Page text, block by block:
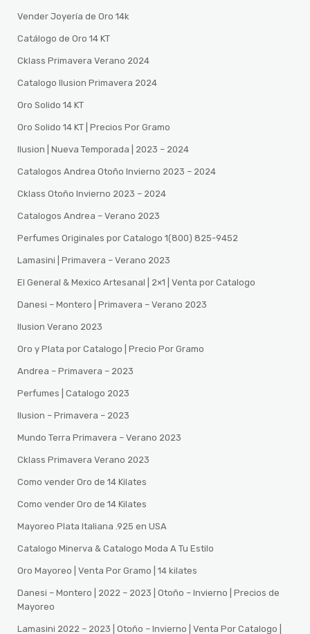
Vender Joyería de Oro 14k
Catálogo de Oro 14 KT
Cklass Primavera Verano 2024
Catalogo Ilusion Primavera 2024
Oro Solido 14 KT
Oro Solido 14 KT | Precios Por Gramo
Ilusion | Nueva Temporada | 2023 – 2024
Catalogos Andrea Otoño Invierno 2023 – 2024
Cklass Otoño Invierno 2023 – 2024
Catalogos Andrea – Verano 2023
Perfumes Originales por Catalogo 1(800) 825-9452
Lamasini | Primavera – Verano 2023
El General & Mexico Artesanal | 2×1 | Venta por Catalogo
Danesi – Montero | Primavera – Verano 2023
Ilusion Verano 2023
Oro y Plata por Catalogo | Precio Por Gramo
Andrea – Primavera – 2023
Perfumes | Catalogo 2023
Ilusion – Primavera – 2023
Mundo Terra Primavera – Verano 2023
Cklass Primavera Verano 2023
Como vender Oro de 14 Kilates
Como vender Oro de 14 Kilates
Mayoreo Plata Italiana .925 en USA
Catalogo Minerva & Catalogo Moda A Tu Estilo
Oro Mayoreo | Venta Por Gramo | 14 kilates
Danesi – Montero | 2022 – 2023 | Otoño – Invierno | Precios de
Mayoreo
Lamasini 2022 – 2023 | Otoño – Invierno | Venta Por Catalogo |